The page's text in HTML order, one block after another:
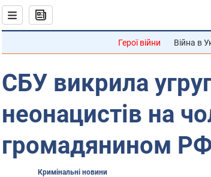
Герої війни Війна в
СБУ викрила
неонацистів на
громадянином
Кримінальні новини